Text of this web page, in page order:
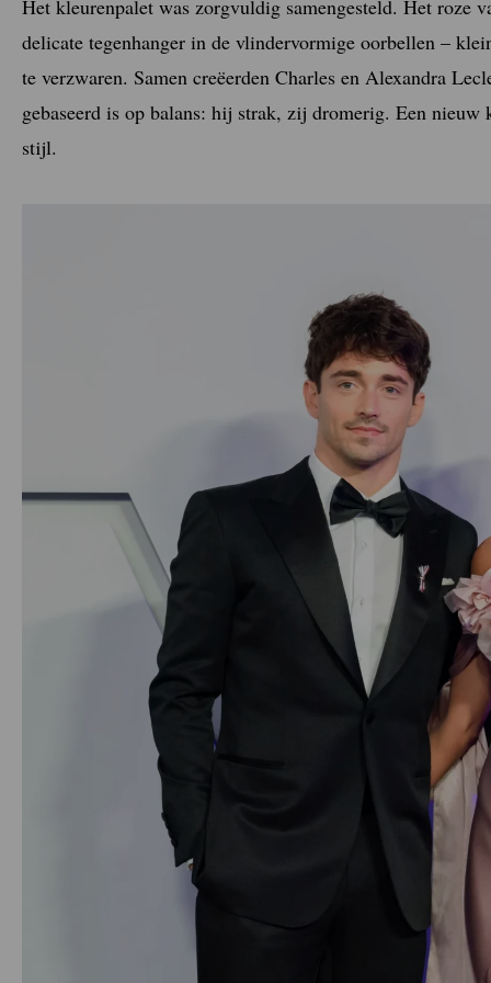
Het kleurenpalet was zorgvuldig samengesteld. Het roze
delicate tegenhanger in de vlindervormige oorbellen –
te verzwaren. Samen creëerden Charles en Alexandra
gebaseerd is op balans: hij strak, zij dromerig. Een
stijl.